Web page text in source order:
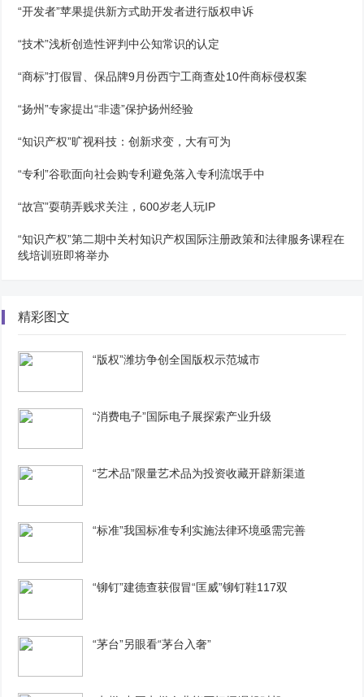
“开发者”苹果提供新方式助开发者进行版权申诉
“技术”浅析创造性评判中公知常识的认定
“商标”打假冒、保品牌9月份西宁工商查处10件商标侵权案
“扬州”专家提出“非遗”保护扬州经验
“知识产权”旷视科技：创新求变，大有可为
“专利”谷歌面向社会购专利避免落入专利流氓手中
“故宫”耍萌弄贱求关注，600岁老人玩IP
“知识产权”第二期中关村知识产权国际注册政策和法律服务课程在
线培训班即将举办
精彩图文
“版权”潍坊争创全国版权示范城市
“消费电子”国际电子展探索产业升级
“艺术品”限量艺术品为投资收藏开辟新渠道
“标准”我国标准专利实施法律环境亟需完善
“铆钉”建德查获假冒“匡威”铆钉鞋117双
“茅台”另眼看“茅台入奢”